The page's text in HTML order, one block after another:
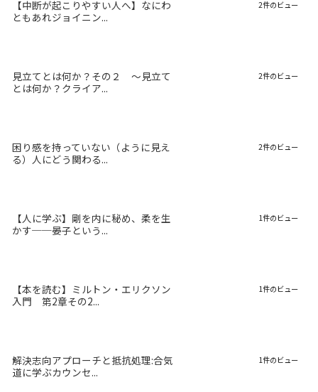
【中断が起こりやすい人へ】なにわ
ともあれジョイニン...
2件のビュー
見立てとは何か？その２ 〜見立て
とは何か？クライア...
2件のビュー
困り感を持っていない（ように見え
る）人にどう関わる...
2件のビュー
【人に学ぶ】剛を内に秘め、柔を生
かす──晏子という...
1件のビュー
【本を読む】ミルトン・エリクソン
入門 第2章その2...
1件のビュー
解決志向アプローチと抵抗処理:合気
道に学ぶカウンセ...
1件のビュー